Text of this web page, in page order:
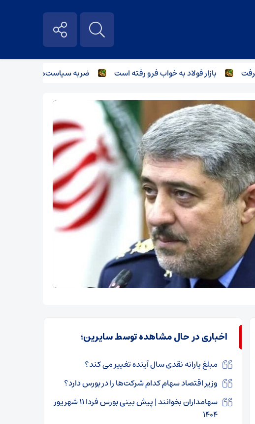
بازار فولاد به خواب فرو رفته است ضربه سیاست‌های غیرکارشناسانه
اخباری در حال مشاهده توسط سایرین؛
مبلغ یارانه نقدی سال آینده تغییر می کند؟
وزیر اقتصاد سهام کدام شرکت‌ها را در بورس دارد؟
سهامداران بخوانند | پیش بینی بورس فردا ۱۱ شهریور
۱۴۰۴